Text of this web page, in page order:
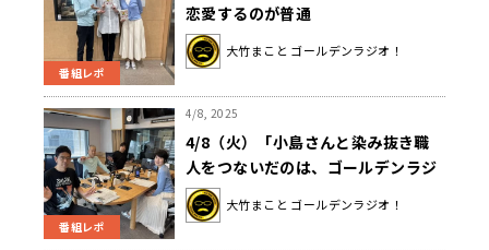
番組レポ
恋愛するのが普通
大竹まこと ゴールデンラジオ！
番組レポ
4/8, 2025
4/8（火）「小島さんと染み抜き職
人をつないだのは、ゴールデンラジ
オ！？」
大竹まこと ゴールデンラジオ！